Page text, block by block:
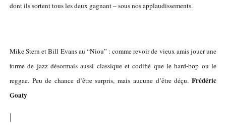
dont ils sortent tous les deux gagnant – sous nos applaudissements.
Mike Stern et Bill Evans au “Niou” : comme revoir de vieux amis jouer une
forme de jazz désormais aussi classique et codifié que le hard-bop ou le
reggae. Peu de chance d’être surpris, mais aucune d’être déçu. Frédéric
Goaty